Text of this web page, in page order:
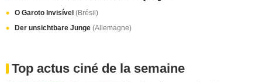
O Garoto Invisível (Brésil)
Der unsichtbare Junge (Allemagne)
Top actus ciné de la semaine